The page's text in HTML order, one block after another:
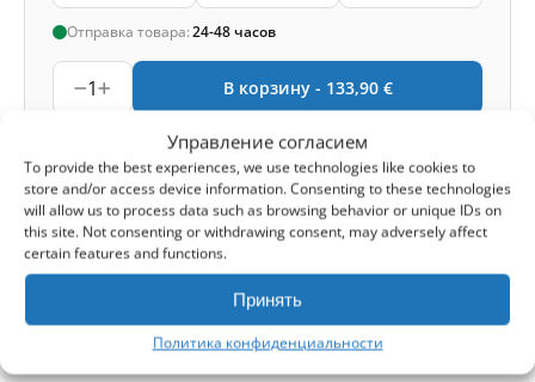
Управление согласием
To provide the best experiences, we use technologies like cookies to
store and/or access device information. Consenting to these technologies
will allow us to process data such as browsing behavior or unique IDs on
this site. Not consenting or withdrawing consent, may adversely affect
certain features and functions.
Принять
Политика конфиденциальности
Отправка товара:24-48 часов
1 В корзину - 133,90 €
Получите330баллов
1-4 of 4
Отзывы клиентов